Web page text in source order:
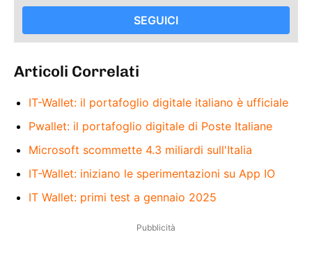
SEGUICI
Articoli Correlati
IT-Wallet: il portafoglio digitale italiano è ufficiale
Pwallet: il portafoglio digitale di Poste Italiane
Microsoft scommette 4.3 miliardi sull'Italia
IT-Wallet: iniziano le sperimentazioni su App IO
IT Wallet: primi test a gennaio 2025
Pubblicità